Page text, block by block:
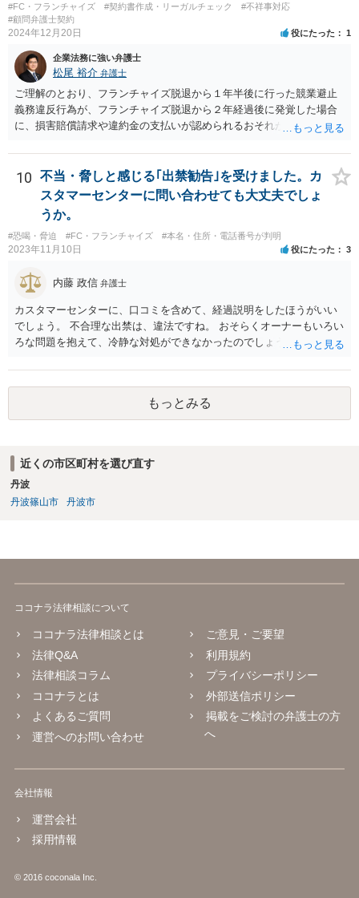
#FC・フランチャイズ #契約書作成・リーガルチェック
#不祥事対応
#顧問弁護士契約
2024年12月20日 役にたった 1
企業法務に強い弁護士
松尾 裕介 弁護士
ご理解のとおり、フランチャイズ脱退から１年半後に行った競業避止
義務違反行為が、フランチャイズ脱退から２年経過後に発覚した場合
に、損害賠償請求や違約金の支払いが認められるおそれがあると考え
10
不当・脅しと感じる｢出禁勧告｣を受けました。カ
スタマーセンターに問い合わせても大丈夫でしょ
うか。
#恐喝・脅迫 #FC・フランチャイズ #本名・住所・電話番号が判明
2023年11月10日 役にたった 3
内藤 政信 弁護士
カスタマーセンターに、口コミを含めて、経過説明をしたほうがいい
でしょう。 不合理な出禁は、違法ですね。 おそらくオーナーもいろい
ろな問題を抱えて、冷静な対処ができなかったのでしょう。
もっとみる
近くの市区町村を選び直す
丹波
丹波篠山市
丹波市
ココナラ法律相談について
ココナラ法律相談とは
法律Q&A
法律相談コラム
ココナラとは
よくあるご質問
運営へのお問い合わせ
ご意見・ご要望
利用規約
プライバシーポリシー
外部送信ポリシー
掲載をご検討の弁護士の方
へ
会社情報
運営会社
採用情報
© 2016 coconala Inc.